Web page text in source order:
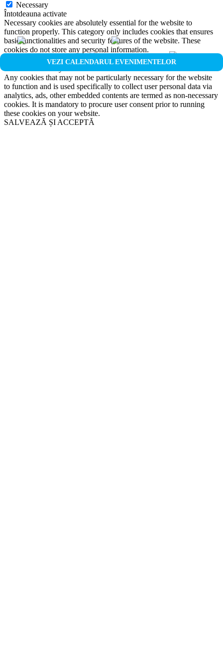
VEZI CALENDARUL EVENIMENTELOR
Necessary
Întotdeauna activate
Necessary cookies are absolutely essential for the website to
function properly. This category only includes cookies that ensures
basic functionalities and security features of the website. These
cookies do not store any personal information.
Non-necessary
Any cookies that may not be particularly necessary for the website
to function and is used specifically to collect user personal data via
analytics, ads, other embedded contents are termed as non-necessary
cookies. It is mandatory to procure user consent prior to running
these cookies on your website.
SALVEAZĂ ȘI ACCEPTĂ